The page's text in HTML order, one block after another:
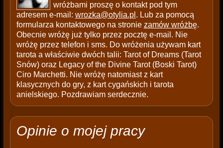
wróżbami proszę o kontakt pod tym
adresem e-mail: wrozka@otylia.pl . Lub za pomocą
formularza kontaktowego na stronie zamów wróżbę.
Obecnie wróżę już tylko przez pocztę e-mail. Nie
wróżę przez telefon i sms. Do wróżenia używam kart
tarota a właściwie dwóch talii: Tarot of Dreams (Tarot
Snów) oraz Legacy of the Divine Tarot (Boski Tarot)
Ciro Marchetti. Nie wróżę natomiast z kart
klasycznych do gry, z kart cygańskich i tarota
anielskiego. Pozdrawiam serdecznie.
Opinie o mojej pracy